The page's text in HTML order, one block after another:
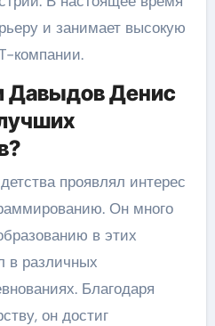
и занимает высокую
компании.
Давыдов Денис
проявлял интерес
Он много
в этих
в различных
Благодаря
он достиг